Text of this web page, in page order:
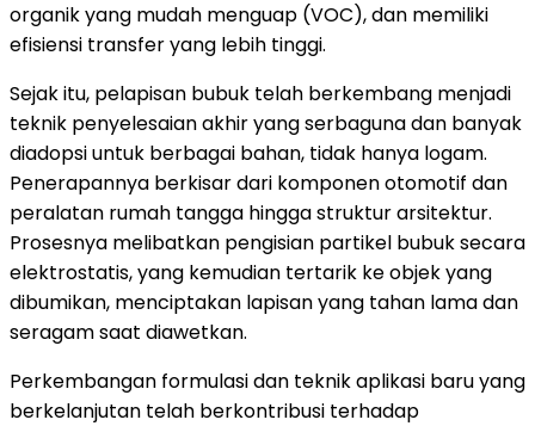
organik yang mudah menguap (VOC), dan memiliki
efisiensi transfer yang lebih tinggi.
Sejak itu, pelapisan bubuk telah berkembang menjadi
teknik penyelesaian akhir yang serbaguna dan banyak
diadopsi untuk berbagai bahan, tidak hanya logam.
Penerapannya berkisar dari komponen otomotif dan
peralatan rumah tangga hingga struktur arsitektur.
Prosesnya melibatkan pengisian partikel bubuk secara
elektrostatis, yang kemudian tertarik ke objek yang
dibumikan, menciptakan lapisan yang tahan lama dan
seragam saat diawetkan.
Perkembangan formulasi dan teknik aplikasi baru yang
berkelanjutan telah berkontribusi terhadap